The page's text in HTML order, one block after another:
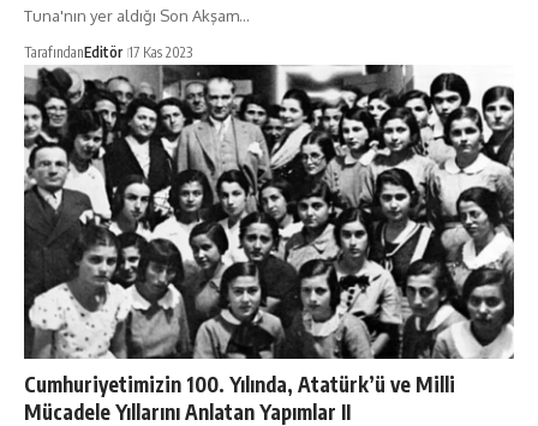
Tuna'nın yer aldığı Son Akşam…
TarafındanEditör 17 Kas 2023
Cumhuriyetimizin 100. Yılında, Atatürk’ü ve Milli
Mücadele Yıllarını Anlatan Yapımlar II